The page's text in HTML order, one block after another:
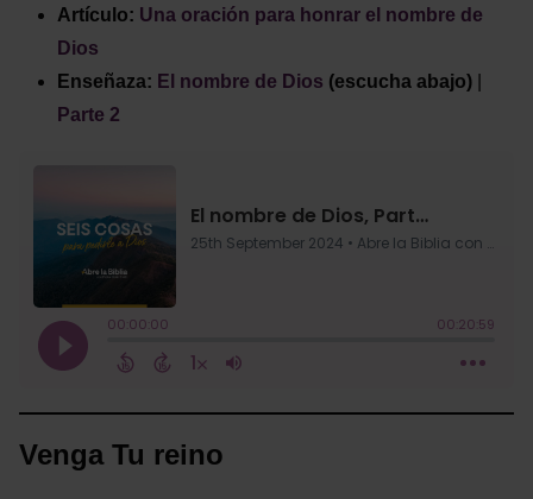
Artículo: Una oración para honrar el nombre de
Dios
Enseñaza: El nombre de Dios (escucha abajo)
Parte 2
Venga Tu reino